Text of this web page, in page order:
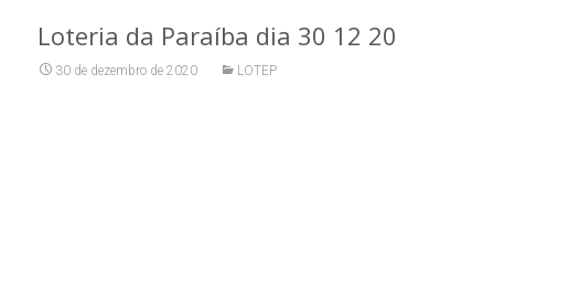
Loteria da Paraíba dia 30 12 20
30 de dezembro de 2020 LOTEP